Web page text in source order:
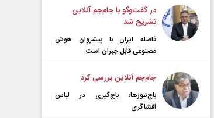
در گفت‌و‌گو با جام‌جم آنلاین
تشریح شد
فاصله ایران با پیشرو‌ان هوش
مصنوعی قابل جبران است
جام‌جم آنلاین بررسی کرد
باج‌نیوزها؛ باج‌گیری در لباس
افشاگری